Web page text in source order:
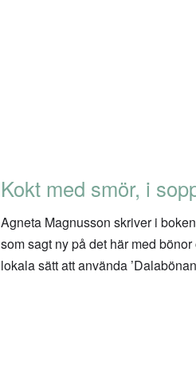
Kokt med smör, i
Agneta Magnusson skriver i
som sagt ny på det här med
lokala sätt att använda